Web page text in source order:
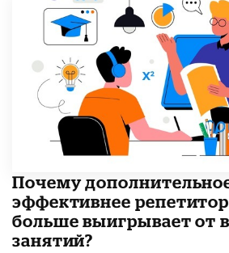
​Почему
эффективнее
больше выигрывает от
занятий?